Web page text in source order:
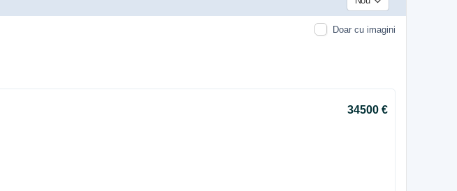
Doar cu imagini
34500 €